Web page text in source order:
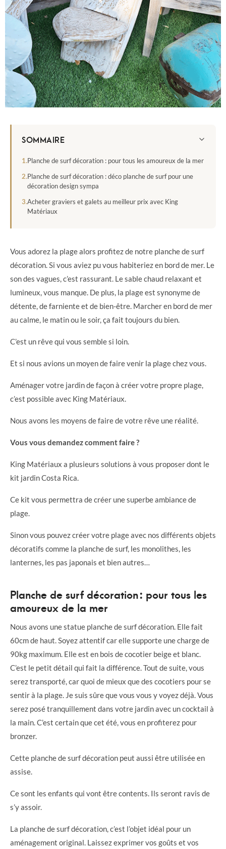
SOMMAIRE
Planche de surf décoration : pour tous les amoureux de la mer
Planche de surf décoration : déco planche de surf pour une
décoration design sympa
Acheter graviers et galets au meilleur prix avec King
Matériaux
Vous adorez la plage alors profitez de notre planche de surf
décoration. Si vous aviez pu vous habiteriez en bord de mer. Le
son des vagues, c’est rassurant. Le sable chaud relaxant et
lumineux, vous manque. De plus, la plage est synonyme de
détente, de farniente et de bien-être. Marcher en bord de mer
au calme, le matin ou le soir, ça fait toujours du bien.
C’est un rêve qui vous semble si loin.
Et si nous avions un moyen de faire venir la plage chez vous.
Aménager votre jardin de façon à créer votre propre plage,
c’est possible avec King Matériaux.
Nous avons les moyens de faire de votre rêve une réalité.
Vous vous demandez comment faire ?
King Matériaux a plusieurs solutions à vous proposer dont le
kit jardin Costa Rica.
Ce kit vous permettra de créer une superbe ambiance de
plage.
Sinon vous pouvez créer votre plage avec nos différents objets
décoratifs comme la planche de surf, les monolithes, les
lanternes, les pas japonais et bien autres…
Planche de surf décoration : pour tous les
amoureux de la mer
Nous avons une statue planche de surf décoration. Elle fait
60cm de haut. Soyez attentif car elle supporte une charge de
90kg maximum. Elle est en bois de cocotier beige et blanc.
C’est le petit détail qui fait la différence. Tout de suite, vous
serez transporté, car quoi de mieux que des cocotiers pour se
sentir à la plage. Je suis sûre que vous vous y voyez déjà. Vous
serez posé tranquillement dans votre jardin avec un cocktail à
la main. C’est certain que cet été, vous en profiterez pour
bronzer.
Cette planche de surf décoration peut aussi être utilisée en
assise.
Ce sont les enfants qui vont être contents. Ils seront ravis de
s’y assoir.
La planche de surf décoration, c’est l’objet idéal pour un
aménagement original. Laissez exprimer vos goûts et vos